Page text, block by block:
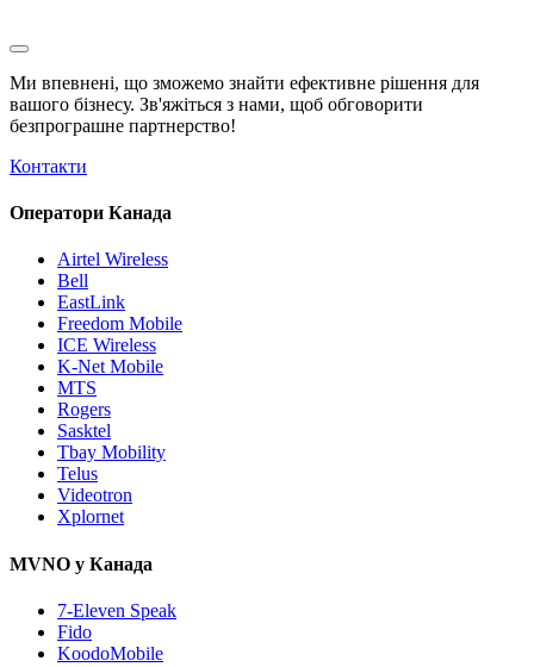
Ми впевнені, що зможемо знайти ефективне рішення для
вашого бізнесу. Зв'яжіться з нами, щоб обговорити
безпрограшне партнерство!
Контакти
Оператори Канада
Airtel Wireless
Bell
EastLink
Freedom Mobile
ICE Wireless
K-Net Mobile
MTS
Rogers
Sasktel
Tbay Mobility
Telus
Videotron
Xplornet
MVNO у Канада
7-Eleven Speak
Fido
KoodoMobile